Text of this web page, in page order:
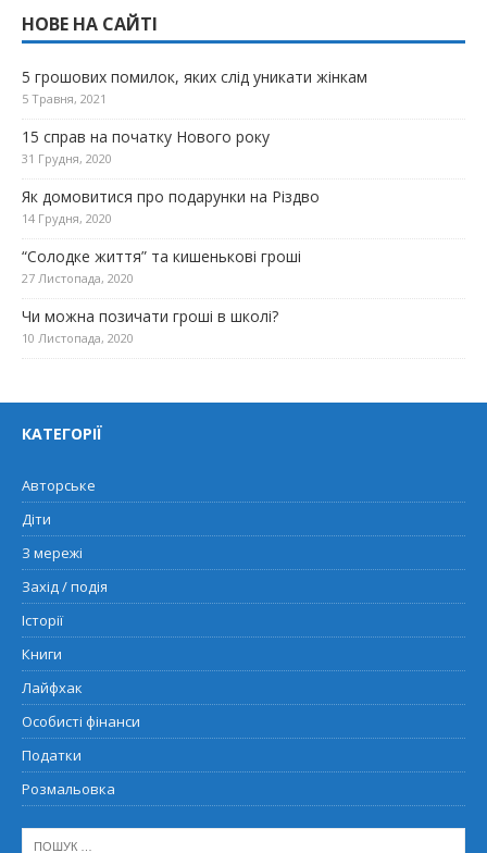
НОВЕ НА САЙТІ
5 грошових помилок, яких слід уникати жінкам
5 Травня, 2021
15 справ на початку Нового року
31 Грудня, 2020
Як домовитися про подарунки на Різдво
14 Грудня, 2020
“Солодке життя” та кишенькові гроші
27 Листопада, 2020
Чи можна позичати гроші в школі?
10 Листопада, 2020
КАТЕГОРІЇ
Авторське
Діти
З мережі
Захід / подія
Історії
Книги
Лайфхак
Особисті фінанси
Податки
Розмальовка